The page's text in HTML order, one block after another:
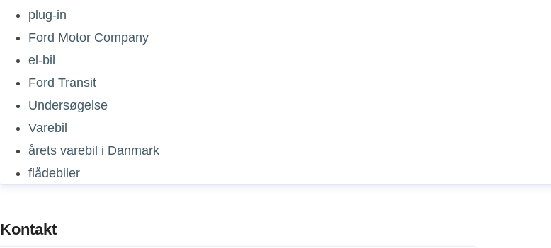
plug-in
Ford Motor Company
el-bil
Ford Transit
Undersøgelse
Varebil
årets varebil i Danmark
flådebiler
Kontakt